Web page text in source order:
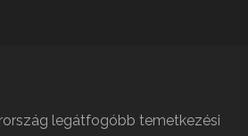
legátfogóbb temetkezési